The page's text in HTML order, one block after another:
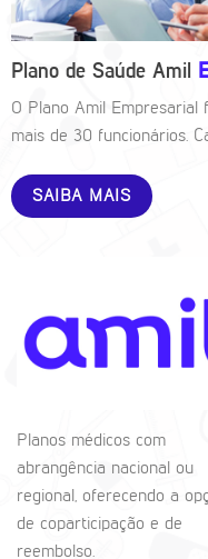
Plano de Saúde Amil
O Plano Amil Empresarial
mais de 30 funcionários.
SAIBA MAIS
Planos médicos com
abrangência nacional ou
regional, oferecendo a
de coparticipação e de
reembolso.